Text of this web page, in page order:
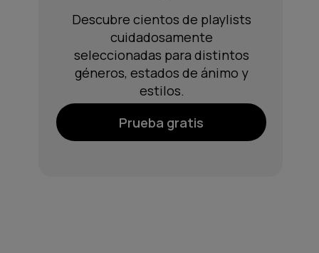
Descubre cientos de playlists
cuidadosamente
seleccionadas para distintos
géneros, estados de ánimo y
estilos.
Prueba gratis